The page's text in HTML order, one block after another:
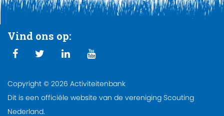
Vind ons op:
Copyright © 2026 Activiteitenbank
Dit is een officiële website van de vereniging Scouting
Nederland.